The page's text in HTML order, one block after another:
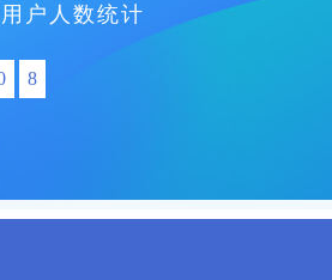
户人数统计
8